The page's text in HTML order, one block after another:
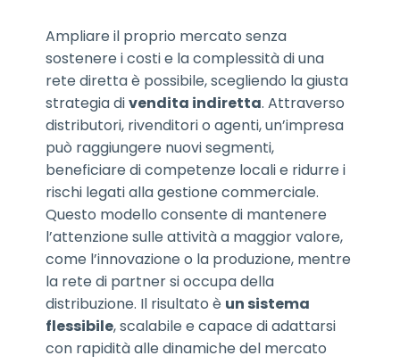
Ampliare il proprio mercato senza
sostenere i costi e la complessità di una
rete diretta è possibile, scegliendo la giusta
strategia divendita indiretta. Attraverso
distributori, rivenditori o agenti, un’impresa
può raggiungere nuovi segmenti,
beneficiare di competenze locali e ridurre i
rischi legati alla gestione commerciale.
Questo modello consente di mantenere
l’attenzione sulle attività a maggior valore,
come l’innovazione o la produzione, mentre
la rete di partner si occupa della
distribuzione. Il risultato è un sistema
flessibile, scalabile e capace di adattarsi
con rapidità alle dinamiche del mercato